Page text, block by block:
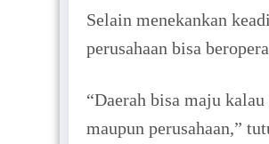
Selain menekankan
perusahaan bisa
“Daerah bisa maju
maupun perusahaan,”